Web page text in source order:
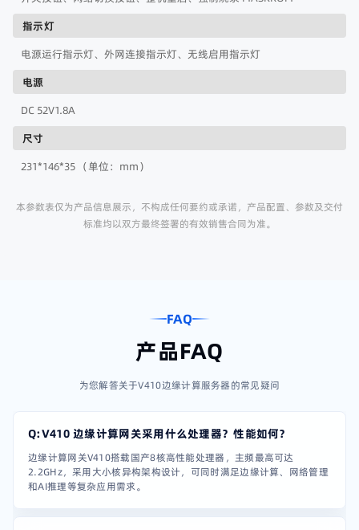
指示灯
电源运行指示灯、外网连接指示灯、无线启用指示灯
电源
DC 52V1.8A
尺寸
231*146*35 （单位：mm）
本参数表仅为产品信息展示，不构成任何要约或承诺，产品配置、参数及交付
标准均以双方最终签署的有效销售合同为准。
FAQ
产品FAQ
为您解答关于V410边缘计算服务器的常见疑问
Q:V410 边缘计算网关采用什么处理器？性能如何？
边缘计算网关V410搭载国产8核高性能处理器，主频最高可达
2.2GHz，采用大小核异构架构设计，可同时满足边缘计算、网络管理
和AI推理等复杂应用需求。